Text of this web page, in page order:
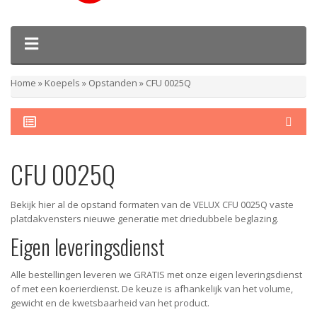
Home » Koepels » Opstanden » CFU 0025Q
CFU 0025Q
Bekijk hier al de opstand formaten van de VELUX CFU 0025Q vaste
platdakvensters nieuwe generatie met driedubbele beglazing.
Eigen leveringsdienst
Alle bestellingen leveren we GRATIS met onze eigen leveringsdienst
of met een koerierdienst. De keuze is afhankelijk van het volume,
gewicht en de kwetsbaarheid van het product.